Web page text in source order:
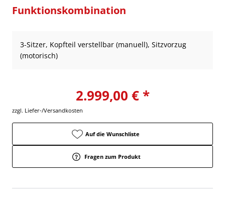
Funktionskombination
3-Sitzer, Kopfteil verstellbar (manuell), Sitzvorzug
(motorisch)
2.999,00 € *
zzgl. Liefer-/Versandkosten
Auf die Wunschliste
Fragen zum Produkt